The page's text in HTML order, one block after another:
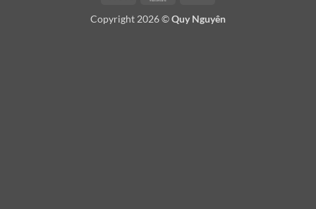
Delivery
Copyright 2026 ©Quy Nguyên